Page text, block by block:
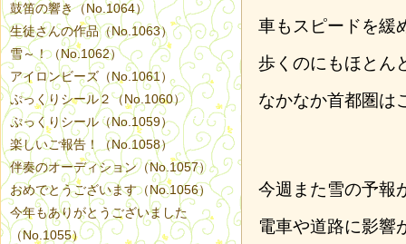
車もスピードを緩
歩くのにもほとん
なかなか首都圏は
今週また雪の予報
電車や道路に影響
鼓笛の響き（No.1064）
生徒さんの作品（No.1063）
雪～！（No.1062）
アイロンビーズ（No.1061）
ぷっくりシール２（No.1060）
ぷっくりシール（No.1059）
楽しいご報告！（No.1058）
伴奏のオーディション（No.1057）
おめでとうございます（No.1056）
今年もありがとうございました
（No.1055）